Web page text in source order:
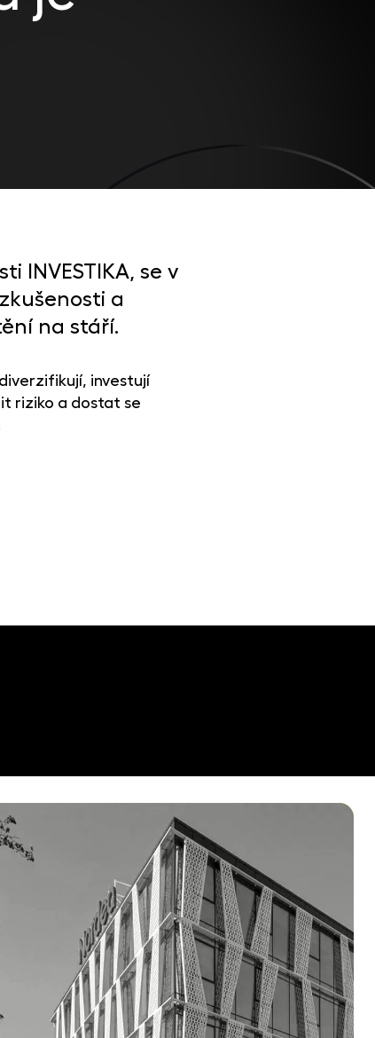
INVESTIKA, se v
a
na stáří.
investují
riziko a dostat se